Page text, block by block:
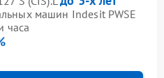
машин Indesit PWSE
часа